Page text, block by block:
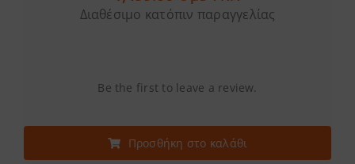
Διαθέσιμο κατόπιν παραγγελίας
Be the first to leave a review.
Προσθήκη στο καλάθι